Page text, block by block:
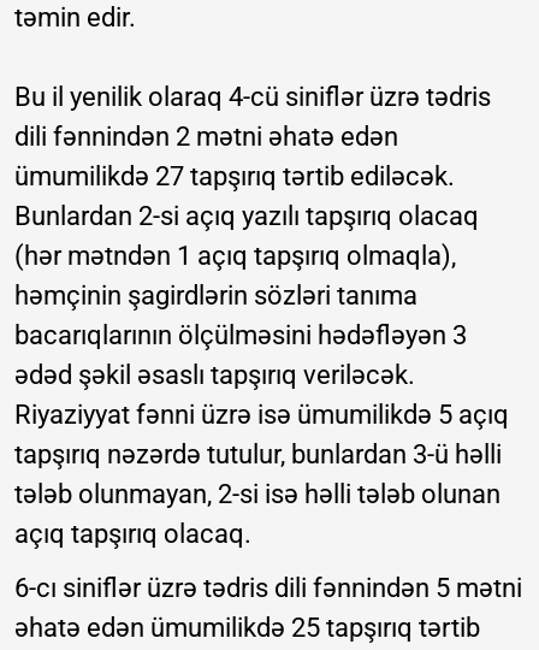
təmin edir.
Bu il yenilik olaraq 4-cü siniflər üzrə tədris
dili fənnindən 2 mətni əhatə edən
ümumilikdə 27 tapşırıq tərtib ediləcək.
Bunlardan 2-si açıq yazılı tapşırıq olacaq
(hər mətndən 1 açıq tapşırıq olmaqla),
həmçinin şagirdlərin sözləri tanıma
bacarıqlarının ölçülməsini hədəfləyən 3
ədəd şəkil əsaslı tapşırıq veriləcək.
Riyaziyyat fənni üzrə isə ümumilikdə 5 açıq
tapşırıq nəzərdə tutulur, bunlardan 3-ü həlli
tələb olunmayan, 2-si isə həlli tələb olunan
açıq tapşırıq olacaq.
6-cı siniflər üzrə tədris dili fənnindən 5 mətni
əhatə edən ümumilikdə 25 tapşırıq tərtib